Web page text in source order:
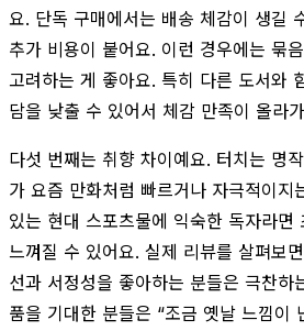
요. 단독 구매에서는 배송 체감이 생길
추가 비용이 붙어요. 이런 경우에는 묶
고려하는 게 좋아요. 특히 다른 도서와
담을 낮출 수 있어서 체감 만족이 올라
다섯 번째는 취향 차이예요. 터치는 명
가 요즘 만화처럼 빠르거나 자극적이지
있는 현대 스포츠물에 익숙한 독자라면
느껴질 수 있어요. 실제 리뷰를 살펴보
선과 서정성을 좋아하는 분들은 극찬하
품을 기대한 분들은 “조금 옛날 느낌이